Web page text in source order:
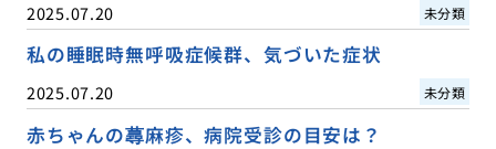
2025.07.20 未分類
私の睡眠時無呼吸症候群、気づいた症状
2025.07.20 未分類
赤ちゃんの蕁麻疹、病院受診の目安は？